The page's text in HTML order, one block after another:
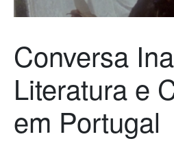
Conversa
Literatura e
em Portugal